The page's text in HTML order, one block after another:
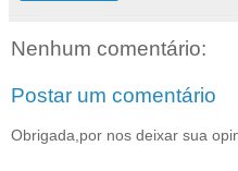
Nenhum comentário:
Postar um comentário
Obrigada,por nos deixar sua